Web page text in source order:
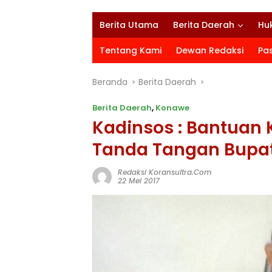
Berita Utama Berita Daerah
Tentang Kami Dewan Redaksi
Beranda Berita Daerah
Berita Daerah, Konawe
Kadinsos : Bantuan
Tanda Tangan
Redaksi Koransultra.com
22 Mei 2017